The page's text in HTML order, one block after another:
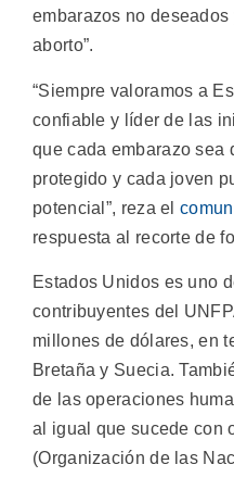
embarazos no deseados
aborto”.
“Siempre valoramos a
confiable y líder de las
que cada embarazo sea
protegido y cada joven
potencial”, reza el
respuesta al recorte de
Estados Unidos es uno
contribuyentes del
millones de dólares, en
Bretaña y Suecia.
de las operaciones
al igual que sucede con
(Organización de las